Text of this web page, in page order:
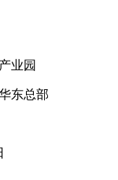
业园
东总部